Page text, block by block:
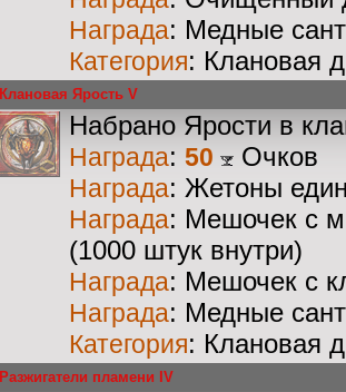
Награда: Медные
Категория: Клановая
Клановая Ярость V
Набрано Ярости в
Награда: 50 Очков
Награда: Жетоны
Награда: Мешочек с
(1000 штук внутри)
Награда: Мешочек с
Награда: Медные
Категория: Клановая
Разжигатели пламени IV